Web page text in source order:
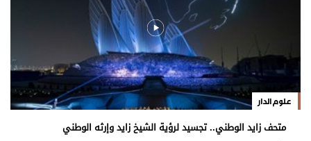
علوم الدار
متحف زايد الوطني.. تجسيد لرؤية الشيخ زايد وإرثه الوطني